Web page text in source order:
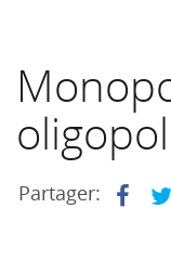
Partager: